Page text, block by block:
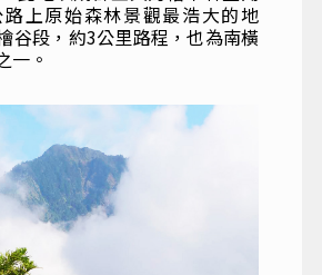
上原始森林景觀最浩大的地
谷段，約3公里路程，也為南橫
一。